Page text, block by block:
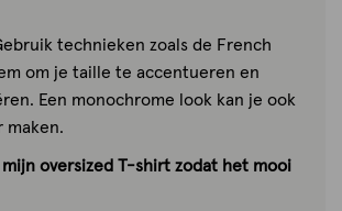
technieken zoals de French
om je taille te accentueren en
Een monochrome look kan je ook
maken.
mijn oversized T-shirt zodat het mooi